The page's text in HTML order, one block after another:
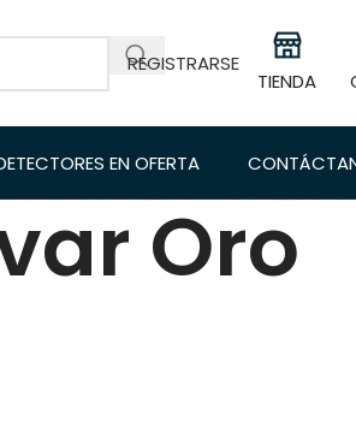
REGISTRARSE
TIENDA
EN OFERTA
Oro